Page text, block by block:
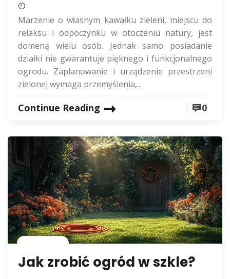
Marzenie o własnym kawałku zieleni, miejscu do
relaksu i odpoczynku w otoczeniu natury, jest
domeną wielu osób. Jednak samo posiadanie
działki nie gwarantuje pięknego i funkcjonalnego
ogrodu. Zaplanowanie i urządzenie przestrzeni
zielonej wymaga przemyślenia,...
Continue Reading 0
Jak zrobić ogród w szkle?